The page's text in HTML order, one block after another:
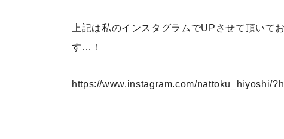
上記は私のインスタグラムでUPさせて頂い
す…！
https://www.instagram.com/nattoku_hiyoshi/